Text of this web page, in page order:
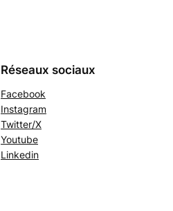
Réseaux sociaux
Facebook
Instagram
Twitter/X
Youtube
Linkedin